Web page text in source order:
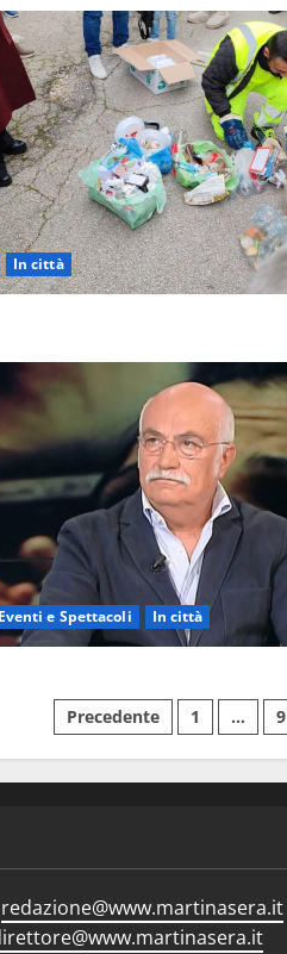
In città
Eventi e Spettacoli In città
Precedente 1 … 9
redazione@www.martinasera.it